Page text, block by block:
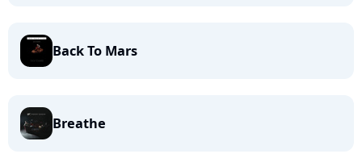
Back To Mars
Breathe